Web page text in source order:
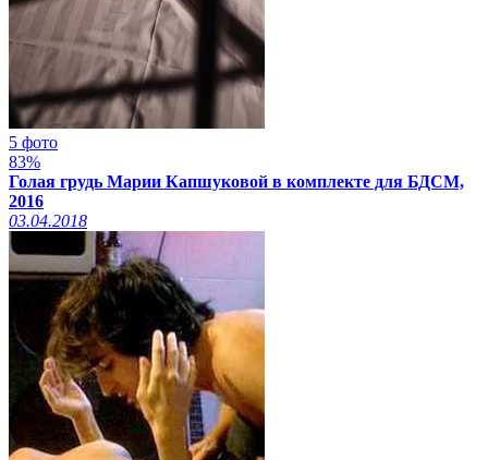
5 фото
83%
Голая грудь Марии Капшуковой в комплекте для БДСМ,
2016
03.04.2018